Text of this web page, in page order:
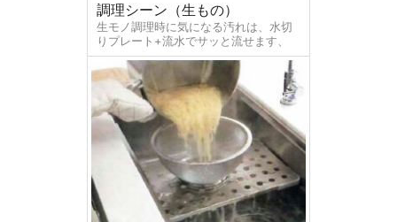
調理シーン（生もの）
生モノ調理時に気になる汚れは、水切
りプレート+流水でサッと流せます、